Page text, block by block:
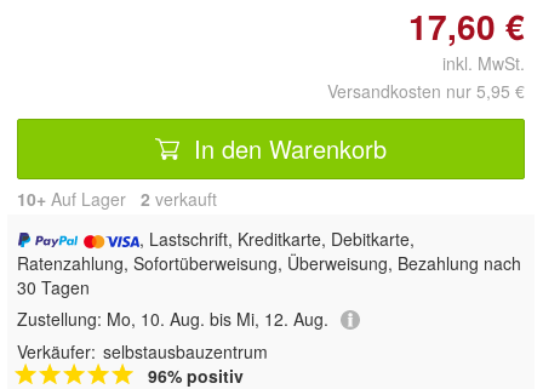
17,60 €
inkl. MwSt.
Versandkosten nur 5,95 €
In den Warenkorb
10+ Auf Lager 2 verkauft
, Lastschrift, Kreditkarte, Debitkarte,
Ratenzahlung, Sofortüberweisung, Überweisung, Bezahlung nach
30 Tagen
Zustellung: Mo, 10. Aug. bis Mi, 12. Aug.
Verkäufer: selbstausbauzentrum
96% positiv